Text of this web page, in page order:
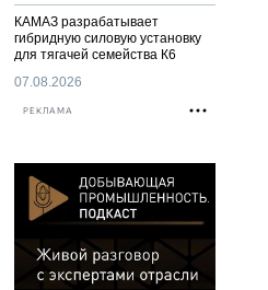
КАМАЗ разрабатывает
гибридную силовую установку
для тягачей семейства К6
07.08.2026
РЕКЛАМА